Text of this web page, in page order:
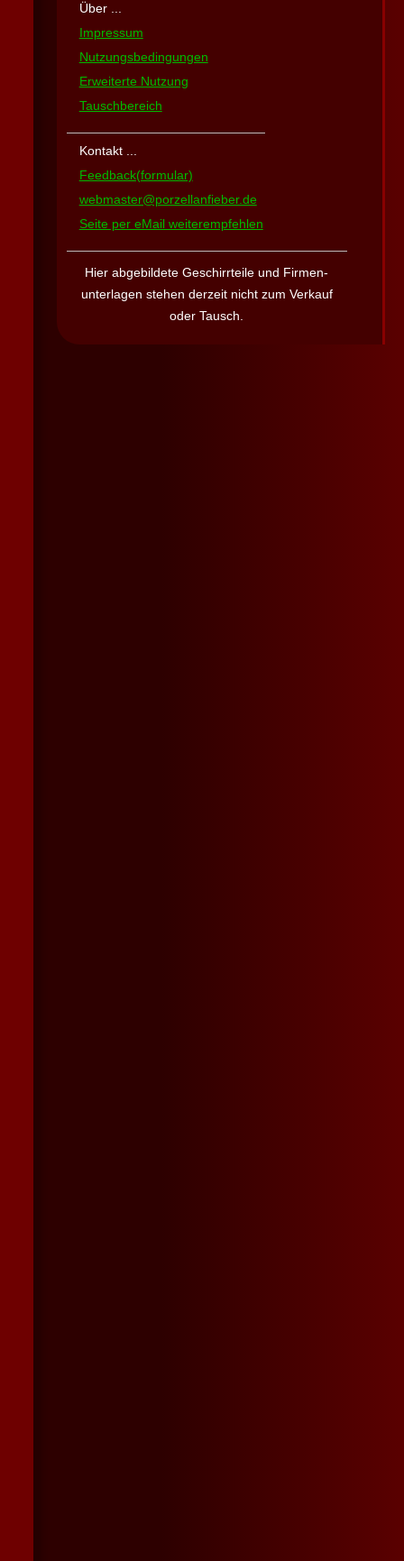
Über ...
Impressum
Nutzungsbedingungen
Erweiterte Nutzung
Tauschbereich
Kontakt ...
Feedback(formular)
webmaster@porzellanfieber.de
Seite per eMail weiterempfehlen
Hier abgebildete Geschirrteile und Firmen­
unterlagen stehen derzeit nicht zum Verkauf
oder Tausch